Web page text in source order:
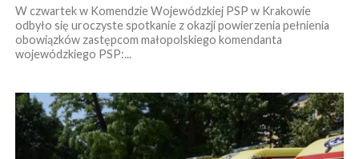
W czwartek w Komendzie Wojewódzkiej PSP w Krakowie
odbyło się uroczyste spotkanie z okazji powierzenia pełnienia
obowiązków zastępcom małopolskiego komendanta
wojewódzkiego PSP:...